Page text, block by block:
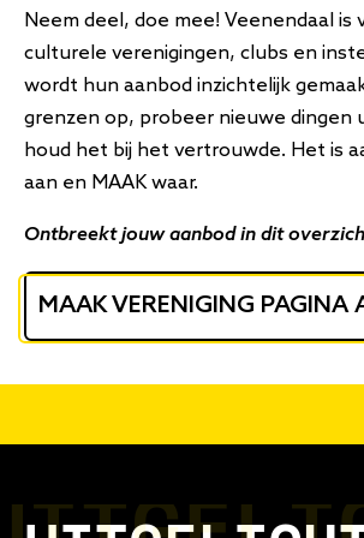
Neem deel, doe mee! Veenendaal is
culturele verenigingen, clubs en
wordt hun aanbod inzichtelijk
grenzen op, probeer nieuwe dingen
houd het bij het vertrouwde. Het is
aan en MAAK waar.
Ontbreekt jouw aanbod in dit
MAAK VERENIGING PAGINA